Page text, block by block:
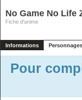
No Game No Life
Fiche d'anime
Informations Personnages
Pour